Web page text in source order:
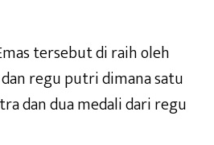
tersebut di raih oleh
regu putri dimana satu
dan dua medali dari regu